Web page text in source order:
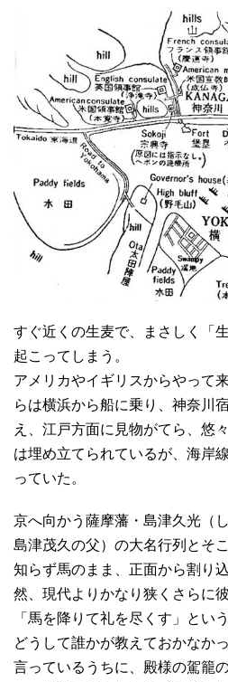
すぐ近くの生麦で、まさしく「
起こってしまう。
アメリカやイギリスからやって
らは横浜から船に乗り、神奈川
え、江戸方面に見物がてら、悠
は埋め立てられているが、海岸
っていた。
京へ向かう薩摩藩・島津久光（
島津茂久の父）の大名行列とそ
知らず馬のまま、正面から割り
然、現代よりかなり狭くさらに
「馬を降りて礼を尽くす」とい
どうして誰かが教えておかなか
言っているうちに、殿様の駕籠